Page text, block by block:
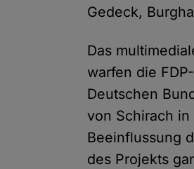
Gedeck,
Das
warfen die
Deutschen
von Schirach
Beeinflussung
des Projekts